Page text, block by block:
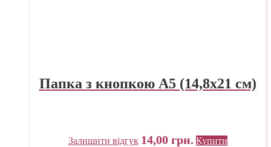
Папка з кнопкою А5 (14,8х21 см)
Залишити відгук 14,00 грн. Купити